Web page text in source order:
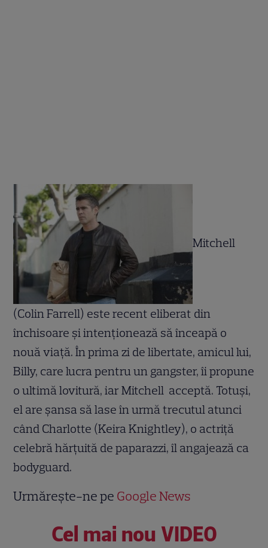
Mitchell
(Colin Farrell) este recent eliberat din
închisoare şi intenţionează să înceapă o
nouă viaţă. În prima zi de libertate, amicul lui,
Billy, care lucra pentru un gangster, îi propune
o ultimă lovitură, iar Mitchell acceptă. Totuşi,
el are şansa să lase în urmă trecutul atunci
când Charlotte (Keira Knightley), o actriţă
celebră hărţuită de paparazzi, îl angajează ca
bodyguard.
Urmărește-ne pe Google News
Cel mai nou VIDEO